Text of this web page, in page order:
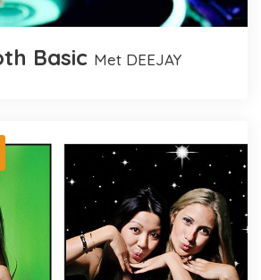
Basic met DEEJAY